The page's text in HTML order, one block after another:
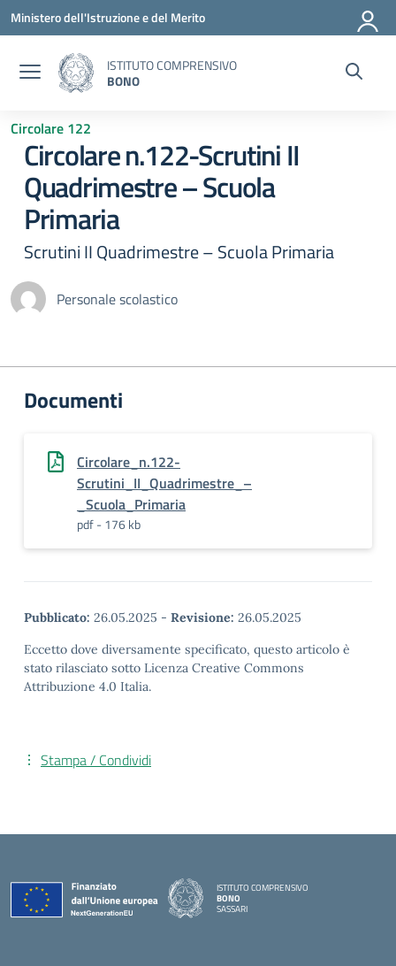
Vai ai contenuti
Vai al menu di navigazione
Vai al footer
Ministero dell'Istruzione e del Merito
ISTITUTO COMPRENSIVO
BONO
Circolare 122
Circolare n.122-Scrutini II
Quadrimestre – Scuola
Primaria
Scrutini II Quadrimestre – Scuola Primaria
Personale scolastico
Documenti
Circolare_n.122-
Scrutini_II_Quadrimestre_–
_Scuola_Primaria
pdf - 176 kb
Pubblicato: 26.05.2025 - Revisione: 26.05.2025
Eccetto dove diversamente specificato, questo articolo è
stato rilasciato sotto Licenza Creative Commons
Attribuzione 4.0 Italia.
Stampa / Condividi
ISTITUTO COMPRENSIVO
BONO
SASSARI